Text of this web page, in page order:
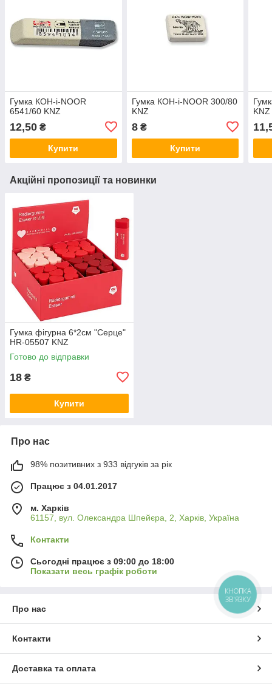
Гумка КОН-i-NOOR
6541/60 KNZ
12,50 ₴
Купити
Гумка КОН-i-NOOR 300/80
KNZ
8₴
Купити
KNZ
Акційні пропозиції та новинки
Гумка фігурна 6*2см "Серце"
HR-05507 KNZ
Готово до відправки
18 ₴
Купити
Про нас
98% позитивних з 933 відгуків за рік
Працює з 04.01.2017
м. Харків
61157, вул. Олександра Шпейєра, 2, Харків, Україна
Контакти
Сьогодні працює з 09:00 до 18:00
Показати весь графік роботи
Про нас
Контакти
Доставка та оплата
КНОПКА
ЗВ'ЯЗКУ